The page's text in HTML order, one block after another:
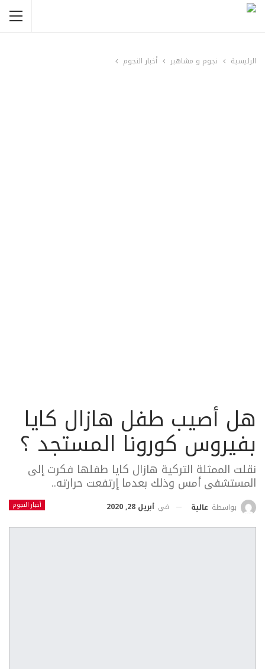
الرئيسية نجوم و مشاهير أخبار النجوم
هل أصيب طفل هازال كايا
بفيروس كورونا المستجد ؟
نقلت الممثلة التركية هازال كايا طفلها فكرت إلى
المستشفى أمس وذلك بعدما إرتفعت حرارته..
أخبار النجوم بواسطة عالية في أبريل 28, 2020